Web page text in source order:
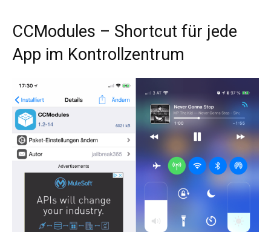
CCModules – Shortcut für jede
App im Kontrollzentrum